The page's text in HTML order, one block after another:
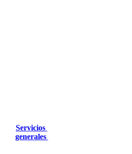
Servicios
generales